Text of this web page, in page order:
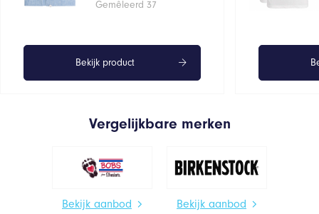
Gemêleerd 37
Bekijk product
Vergelijkbare merken
Bekijk aanbod Bekijk aanbod